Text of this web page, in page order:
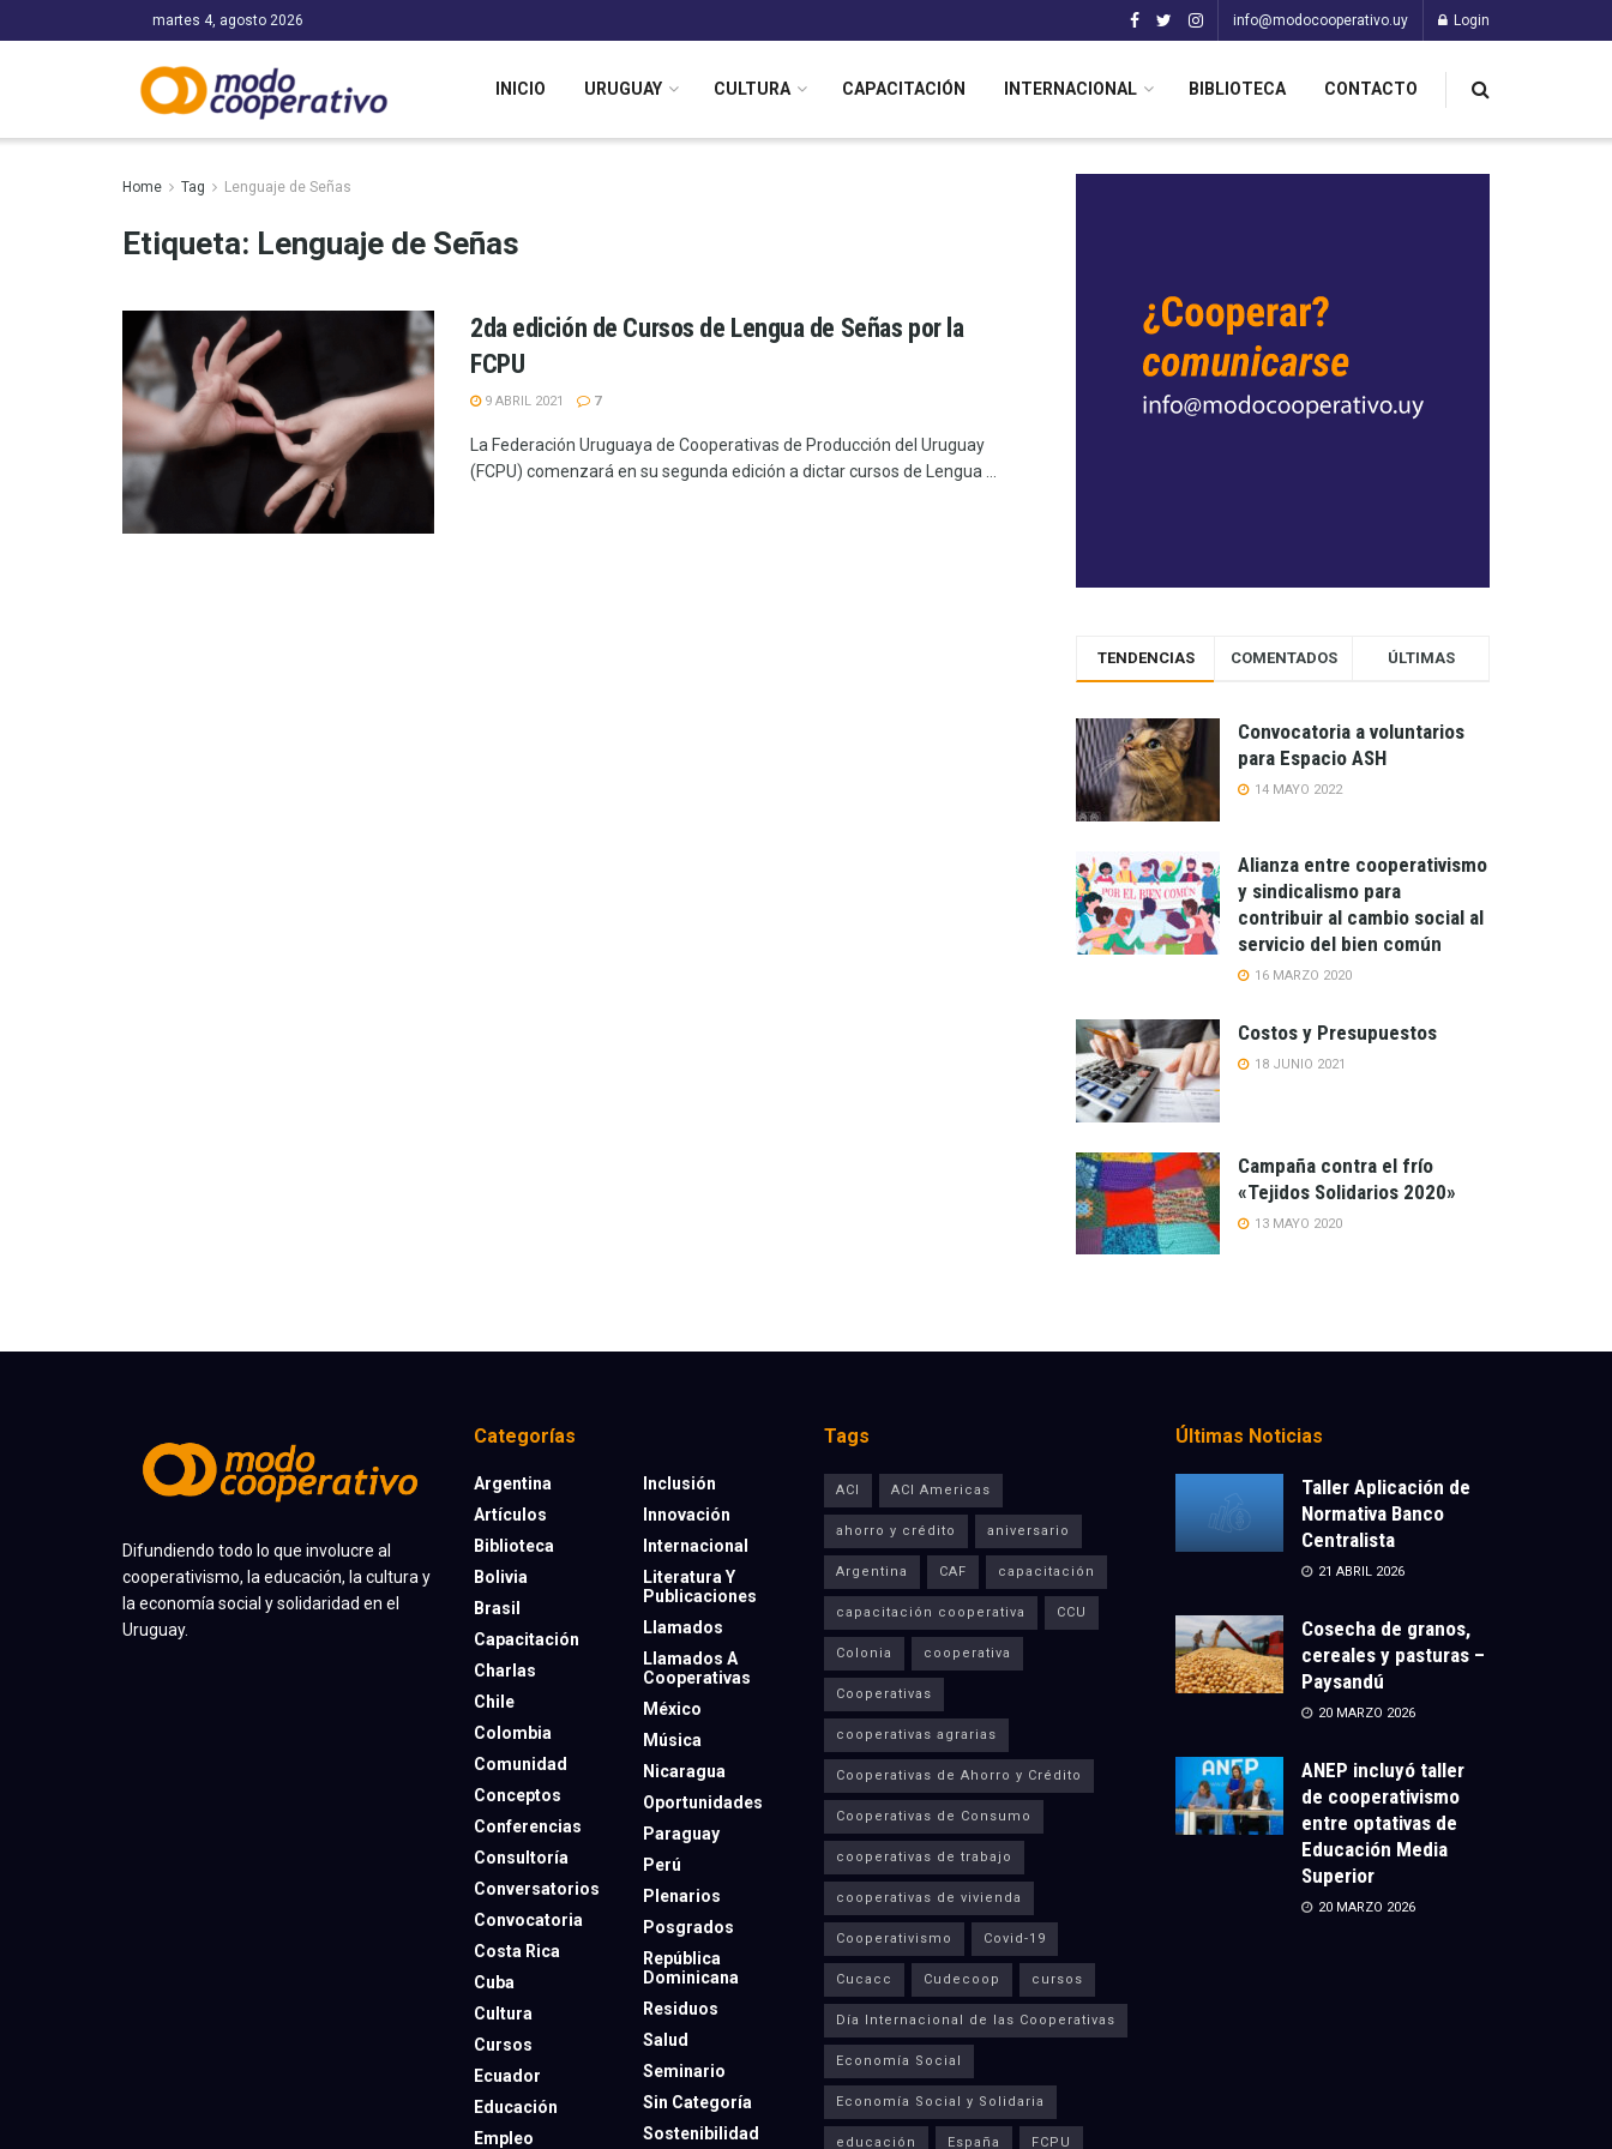
martes 4, agosto 2026 info@modocooperativo.uy Login
INICIO URUGUAY CULTURA CAPACITACIÓN INTERNACIONAL BIBLIOTECA CONTACTO
Home Tag Lenguaje de Señas
Etiqueta: Lenguaje de Señas
2da edición de Cursos de Lengua de Señas por la
FCPU
9 ABRIL 2021 7
La Federación Uruguaya de Cooperativas de Producción del Uruguay
(FCPU) comenzará en su segunda edición a dictar cursos de Lengua ...
TENDENCIAS COMENTADOS ÚLTIMAS
Convocatoria a voluntarios
para Espacio ASH
14 MAYO 2022
Alianza entre cooperativismo
y sindicalismo para
contribuir al cambio social al
servicio del bien común
16 MARZO 2020
Costos y Presupuestos
18 JUNIO 2021
Campaña contra el frío
«Tejidos Solidarios 2020»
13 MAYO 2020
Difundiendo todo lo que involucre al
cooperativismo, la educación, la cultura y
la economía social y solidaridad en el
Uruguay.
Categorías
Argentina
Artículos
Biblioteca
Bolivia
Brasil
Capacitación
Charlas
Chile
Colombia
Comunidad
Conceptos
Conferencias
Consultoría
Conversatorios
Convocatoria
Costa Rica
Cuba
Cultura
Cursos
Ecuador
Educación
Empleo
Inclusión
Innovación
Internacional
Literatura Y
Publicaciones
Llamados
Llamados A
Cooperativas
México
Música
Nicaragua
Oportunidades
Paraguay
Perú
Plenarios
Posgrados
República
Dominicana
Residuos
Salud
Seminario
Sin Categoría
Sostenibilidad
Tags
ACI ACI Americas
ahorro y crédito aniversario
Argentina CAF capacitación
capacitación cooperativa CCU
Colonia cooperativa
Cooperativas
cooperativas agrarias
Cooperativas de Ahorro y Crédito
Cooperativas de Consumo
cooperativas de trabajo
cooperativas de vivienda
Cooperativismo Covid-19
Cucacc Cudecoop cursos
Día Internacional de las Cooperativas
Economía Social
Economía Social y Solidaria
educación España FCPU
Últimas Noticias
Taller Aplicación de
Normativa Banco
Centralista
21 ABRIL 2026
Cosecha de granos,
cereales y pasturas –
Paysandú
20 MARZO 2026
ANEP incluyó taller
de cooperativismo
entre optativas de
Educación Media
Superior
20 MARZO 2026